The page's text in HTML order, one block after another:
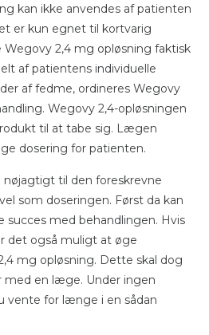
kan ikke anvendes af patienten
er kun egnet til kortvarig
2,4 mg opløsning faktisk
af patientens individuelle
af fedme, ordineres Wegovy
Wegovy 2,4-opløsningen
til at tabe sig. Lægen
dosering for patienten.
nøjagtigt til den foreskrevne
som doseringen. Først da kan
succes med behandlingen. Hvis
det også muligt at øge
mg opløsning. Dette skal dog
med en læge. Under ingen
vente for længe i en sådan